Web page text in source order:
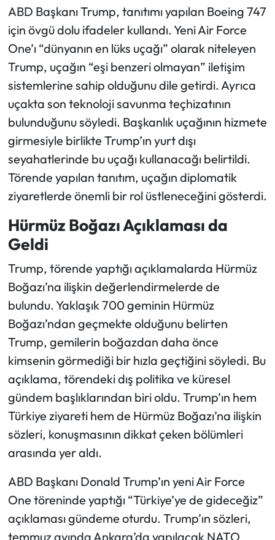
ABD Başkanı Trump, tanıtımı yapılan Boeing 747
için övgü dolu ifadeler kullandı. Yeni Air Force
One’ı “dünyanın en lüks uçağı” olarak niteleyen
Trump, uçağın “eşi benzeri olmayan” iletişim
sistemlerine sahip olduğunu dile getirdi. Ayrıca
uçakta son teknoloji savunma teçhizatının
bulunduğunu söyledi. Başkanlık uçağının hizmete
girmesiyle birlikte Trump’ın yurt dışı
seyahatlerinde bu uçağı kullanacağı belirtildi.
Törende yapılan tanıtım, uçağın diplomatik
ziyaretlerde önemli bir rol üstleneceğini gösterdi.
Hürmüz Boğazı Açıklaması da
Geldi
Trump, törende yaptığı açıklamalarda Hürmüz
Boğazı’na ilişkin değerlendirmelerde de
bulundu. Yaklaşık 700 geminin Hürmüz
Boğazı’ndan geçmekte olduğunu belirten
Trump, gemilerin boğazdan daha önce
kimsenin görmediği bir hızla geçtiğini söyledi. Bu
açıklama, törendeki dış politika ve küresel
gündem başlıklarından biri oldu. Trump’ın hem
Türkiye ziyareti hem de Hürmüz Boğazı’na ilişkin
sözleri, konuşmasının dikkat çeken bölümleri
arasında yer aldı.
ABD Başkanı Donald Trump’ın yeni Air Force
One töreninde yaptığı “Türkiye’ye de gideceğiz”
açıklaması gündeme oturdu. Trump’ın sözleri,
temmuz ayında Ankara’da yapılacak NATO